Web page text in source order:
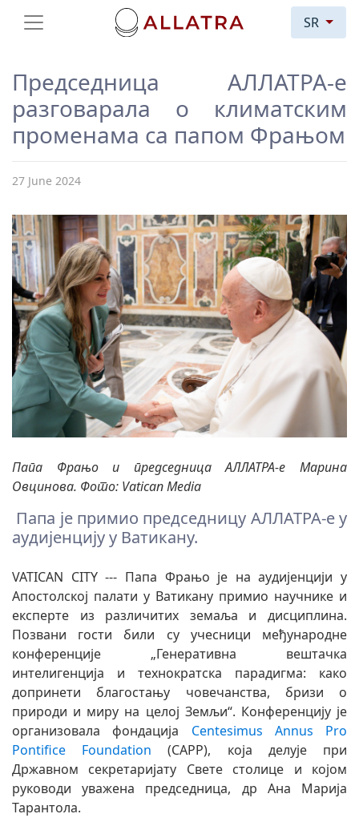
SR
Председница АЛЛАТРА-е
разговарала о климатским
променама са папом Фрањом
27 June 2024
Папа Фрањо и председница АЛЛАТРА-е Марина
Овцинова. Фото: Vatican Media
Папа је примио председницу АЛЛАТРА-е у
аудијенцију у Ватикану.
VATICAN CITY --- Папа Фрањо је на аудијенцији у
Апостолској палати у Ватикану примио научнике и
експерте из различитих земаља и дисциплина.
Позвани гости били су учесници међународне
конференције „Генеративна вештачка
интелигенција и технократска парадигма: како
допринети благостању човечанства, бризи о
природи и миру на целој Земљи“. Конференцију је
организовала фондација Centesimus Annus Pro
Pontifice Foundation (CAPP), која делује при
Државном секретаријату Свете столице и којом
руководи уважена председница, др Ана Марија
Тарантола.